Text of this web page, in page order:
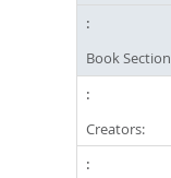
Book Section
Creators: